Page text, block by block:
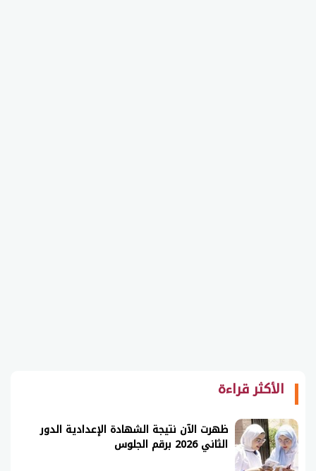
الأكثر قراءة
ظهرت الآن نتيجة الشهادة الإعدادية الدور
الثاني 2026 برقم الجلوس